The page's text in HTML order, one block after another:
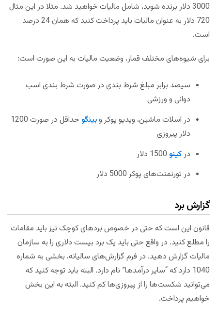
3000 دلار برنده شوید، شامل مالیات خواهید شد. مثلا در این مثال
720 دلار به عنوان مالیات باید پرداخت کنید که همان 24 درصد
است.
برای شیوه‌های مختلف قمار، وضعیت مالیات به این صورت است:
سیصد برابر مبلغ شرط بندی در صورت شرط بندی اسب
دوانی و ورزشی
در اسلات ماشین، ویدیو پوکر وبینگو
حداقل در صورت 1200
دلار پیروزی
در کینو
در تورنمنت‌های پوکر 5000 دلار
گزارش برد
قانون این است که حتی در خصوص بردهای کوچک نیز باید مقامات
را مطلع کنید. در واقع حتی باید یک برد بیست دلاری را به سازمان
مالیات گزارش دهید. در فرم گزارش‌های سالیانه، بخشی به شماره
1040 دارد که “سایر درآمدها” نام دارد. البته باید توجه کنید که
می‌توانید شکست‌ها را از پیروزی‌ها کم کنید. البته به این بخش
خواهیم پرداخت.